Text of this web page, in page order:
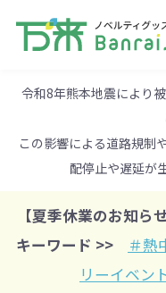
令和8年熊本地震により
この影響による道路規制
配停止や遅延が
【夏季休業のお知らせ
キーワード >>
＃熱
リーイベン